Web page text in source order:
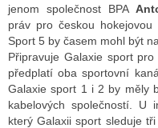
jenom společnost BPA
práv pro českou
Sport 5 by časem mohl být
Připravuje Galaxie sport
předplatí oba sportovní
Galaxie sport 1 i 2 by měly
kabelových společností. U
který Galaxii sport sleduje